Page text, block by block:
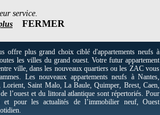
service.
FERMER
plus grand choix ciblé d'appartements neufs à
les villes du grand ouest. Votre futur appartement
ville, dans les nouveaux quartiers ou les ZAC vous
Les nouveaux appartements neufs à Nantes,
Lorient, Saint Malo, La Baule, Quimper, Brest, Caen,
l’ouest et du littoral atlantique sont répertoriés. Pour
et pour les actualités de l’immobilier neuf, Ouest